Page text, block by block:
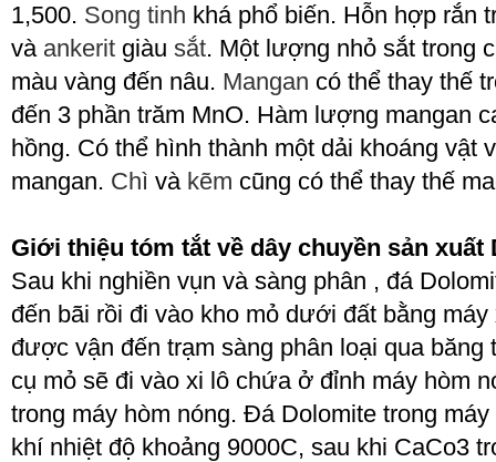
1,500. Song tinh khá phổ biến. Hỗn hợp rắn
và ankerit giàu sắt. Một lượng nhỏ sắt trong
màu vàng đến nâu. Mangan có thể thay thế
đến 3 phần trăm MnO. Hàm lượng mangan
hồng. Có thể hình thành một dải khoáng vật
mangan. Chì và kẽm cũng có thể thay thế
Giới thiệu tóm tắt về dây chuyền sản xuất
Sau khi nghiền vụn và sàng phân , đá
đến bãi rồi đi vào kho mỏ dưới đất bằng
được vận đến trạm sàng phân loại qua băng
cụ mỏ sẽ đi vào xi lô chứa ở đỉnh máy hòm
trong máy hòm nóng. Đá Dolomite trong
khí nhiệt độ khoảng 9000C, sau khi CaCo3